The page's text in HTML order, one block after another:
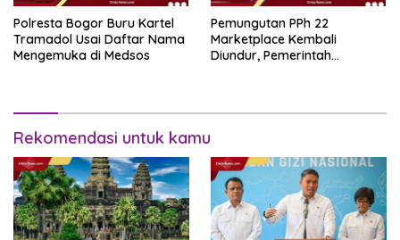
Polresta Bogor Buru Kartel
Tramadol Usai Daftar Nama
Mengemuka di Medsos
Pemungutan PPh 22
Marketplace Kembali
Diundur, Pemerintah
Rekomendasi untuk kamu